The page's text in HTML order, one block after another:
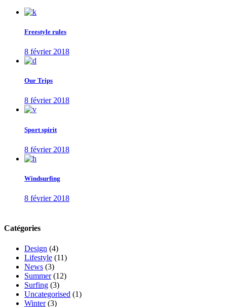
Freestyle rules
8 février 2018
Our Trips
8 février 2018
Sport spirit
8 février 2018
Windsurfing
8 février 2018
Catégories
Design (4)
Lifestyle (11)
News (3)
Summer(12)
Surfing (3)
Uncategorised (1)
Winter(3)